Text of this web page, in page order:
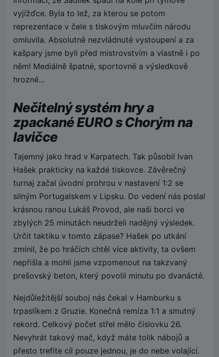
vyjížďce. Byla to lež, za kterou se potom
reprezentace v čele s tiskovým mluvčím národu
omluvila. Absolutně nezvládnuté vystoupení a za
kašpary jsme byli před mistrovstvím a vlastně i po
něm! Mediálně špatné, sportovně a výsledkově
hrozné...
Nečitelný systém hry a
zpackané EURO s Chorým na
lavičce
Tajemný jako hrad v Karpatech. Tak působil Ivan
Hašek prakticky na každé tiskovce. Závěrečný
turnaj začal úvodní prohrou v nastavení 1:2 se
silným Portugalskem v Lipsku. Do vedení nás poslal
krásnou ranou Lukáš Provod, ale naši borci ve
zbylých 25 minutách neudrželi nadějný výsledek.
Určit taktiku v tomto zápase? Hašek po utkání
zmínil, že po hráčích chtěl více aktivity, ta ovšem
nepřišla a mohli jsme vzpomenout na takzvaný
prešovský beton, který povolil minutu po dvanácté.
Nejdůležitější souboj nás čekal v Hamburku s
trpaslíkem z Gruzie. Konečná remíza 1:1 a smutný
rekord. Celkový počet střel mělo číslovku 26.
Nevyhrát takový mač, když máte tolik nábojů a
přesto trefíte cíl pouze jednou, je do nebe volající.